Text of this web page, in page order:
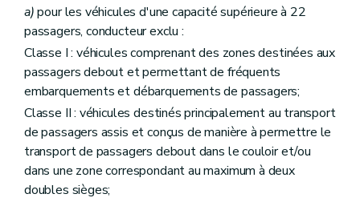
a)pour les véhicules d'une capacité supérieure à 22
passagers, conducteur exclu :
Classe I : véhicules comprenant des zones destinées aux
passagers debout et permettant de fréquents
embarquements et débarquements de passagers;
Classe II : véhicules destinés principalement au transport
de passagers assis et conçus de manière à permettre le
transport de passagers debout dans le couloir et/ou
dans une zone correspondant au maximum à deux
doubles sièges;